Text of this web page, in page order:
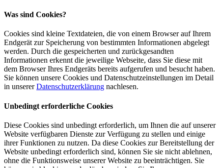
Was sind Cookies?
Cookies sind kleine Textdateien, die von einem Browser auf Ihrem
Endgerät zur Speicherung von bestimmten Informationen abgelegt
werden. Durch die gespeicherten und zurückgesandten
Informationen erkennt die jeweilige Webseite, dass Sie diese mit
dem Browser Ihres Endgeräts bereits aufgerufen und besucht haben.
Sie können unsere Cookies und Datenschutzeinstellungen im Detail
in unsererDatenschutzerklärung nachlesen.
Unbedingt erforderliche Cookies
Diese Cookies sind unbedingt erforderlich, um Ihnen die auf unserer
Website verfügbaren Dienste zur Verfügung zu stellen und einige
ihrer Funktionen zu nutzen. Da diese Cookies zur Bereitstellung der
Website unbedingt erforderlich sind, können Sie sie nicht ablehnen,
ohne die Funktionsweise unserer Website zu beeinträchtigen. Sie